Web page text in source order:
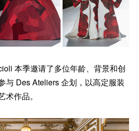
本季邀请了多位年龄、背景和创
与 Des Ateliers 企划，以高定服装
作品。